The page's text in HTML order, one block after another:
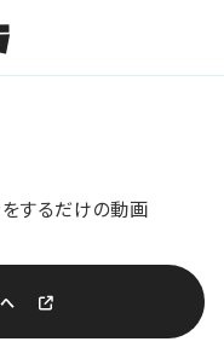
するだけの動画